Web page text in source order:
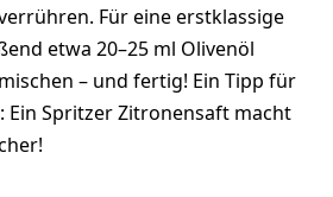
Für eine erstklassige
etwa 20–25 ml Olivenöl
– und fertig! Ein Tipp für
Ein Spritzer Zitronensaft macht